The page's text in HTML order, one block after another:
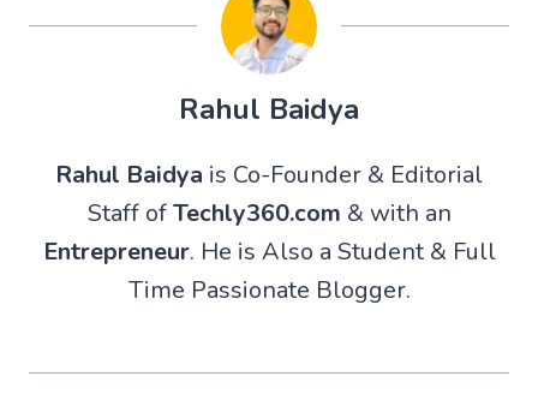
Rahul Baidya
Rahul Baidya is Co-Founder & Editorial
Staff ofTechly360.com & with an
Entrepreneur. He is Also a Student & Full
Time Passionate Blogger.